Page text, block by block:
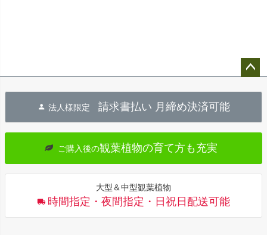
へ
法人様限定 請求書払い 月締め決済可能
ご購入後の観葉植物の育て方も充実
大型＆中型観葉植物
時間指定・夜間指定・日祝日配送可能